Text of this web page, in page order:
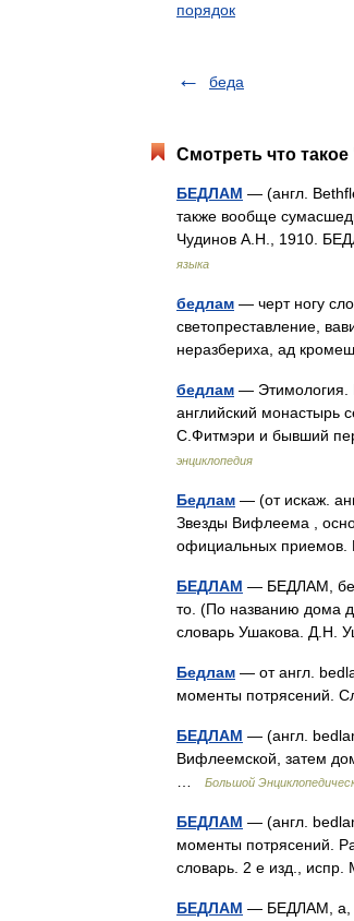
порядок
беда
Смотреть что
БЕДЛАМ — (англ.
также вообще
Чудинов А.Н., 1910.
языка
бедлам — черт ногу
светопреставление,
неразбериха, ад
бедлам — Этимология.
английский монастырь
С.Фитмэри и бывший
энциклопедия
Бедлам — (от искаж.
Звезды Вифлеема ,
официальных
БЕДЛАМ — БЕДЛАМ,
то. (По названию дома
словарь Ушакова. Д.Н.
Бедлам — от англ.
моменты потрясений.
БЕДЛАМ — (англ.
Вифлеемской, затем
Большой
БЕДЛАМ — (англ.
моменты потрясений.
словарь. 2 е изд.,
БЕДЛАМ — БЕДЛАМ, а,